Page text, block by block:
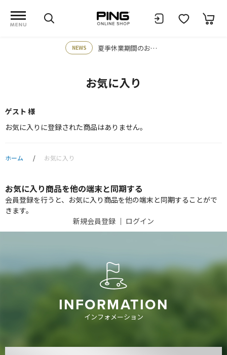
NEWS 夏季休業期間のお知らせ
お気に入り
ゲスト 様
お気に入りに登録された商品はありません。
ホーム お気に入り
お気に入り商品を他の端末と同期する
会員登録を行うと、お気に入り商品を他の端末と同期することがで
きます。
新規会員登録 ｜ ログイン
INFORMATION
インフォメーション